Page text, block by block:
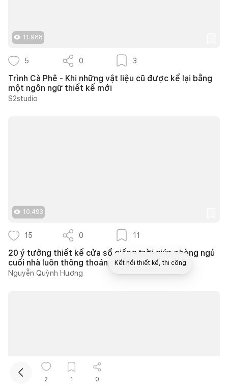
11.988
5 0 3
Trình Cà Phê - Khi những vật liệu cũ được kể lại bằng
một ngôn ngữ thiết kế mới
S2studio
10.493
15 0 11
20 ý tưởng thiết kế cửa sổ giếng trời giúp phòng ngủ
cuối nhà luôn thông thoáng
Nguyễn Quỳnh Hương
2 1 0
Kết nối thiết kế, thi công